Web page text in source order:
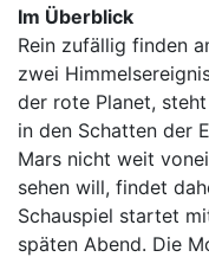
Im Überblick
Rein zufällig finden
zwei
der rote Planet,
in den Schatten der
Mars nicht weit
sehen will, findet
Schauspiel startet
späten Abend. Die